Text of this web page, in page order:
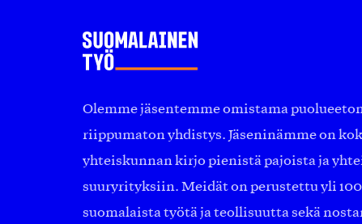
Olemme jäsentemme omistama
riippumaton yhdistys. Jäseninämme on
yhteiskunnan kirjo pienistä pajoista ja
suuryrityksiin. Meidät on perustettu yli
suomalaista työtä ja teollisuutta sekä